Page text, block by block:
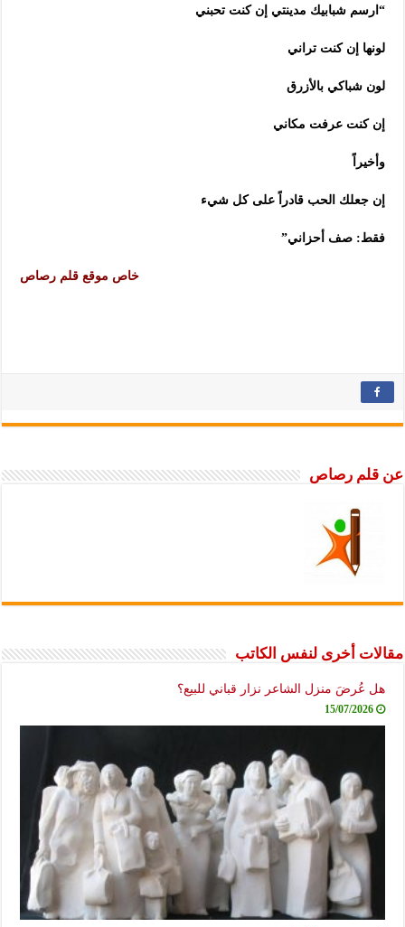
“ارسم شبابيك مدينتي إن كنت تحبني
لونها إن كنت تراني
لون شباكي بالأزرق
إن كنت عرفت مكاني
وأخيراً
إن جعلك الحب قادراً على كل شيء
فقط: صف أحزاني”
خاص موقع قلم رصاص
عن قلم رصاص
مقالات أخرى لنفس الكاتب
هل عُرضَ منزل الشاعر نزار قباني للبيع؟
15/07/2026